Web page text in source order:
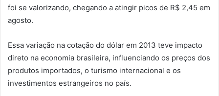
foi se valorizando, chegando a atingir picos de R$ 2,45 em
agosto.
Essa variação na cotação do dólar em 2013 teve impacto
direto na economia brasileira, influenciando os preços dos
produtos importados, o turismo internacional e os
investimentos estrangeiros no país.